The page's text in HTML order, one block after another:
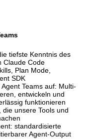
tiefste Kenntnis des
Claude Code
Plan Mode,
SDK
Teams auf: Multi-
entwickeln und
funktionieren
unsere Tools und
standardisierte
Agent-Output